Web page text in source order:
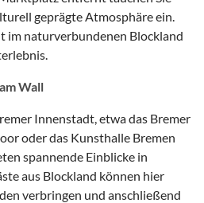
geprägte Atmosphäre ein.
im naturverbundenen Blockland
Wall
Innenstadt, etwa das Bremer
oder das Kunsthalle Bremen
spannende Einblicke in
aus Blockland können hier
verbringen und anschließend